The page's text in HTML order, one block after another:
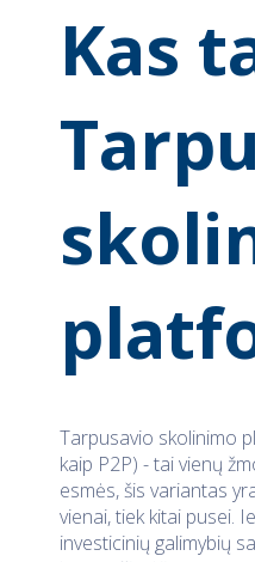
Kas
Tarpusavio skolinimo
kaip P2P) - tai vienų
esmės, šis variantas
vienai, tiek kitai pusei.
investicinių galimybių